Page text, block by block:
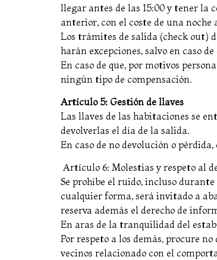
llegar antes de las 15:00 y tener
anterior, con el coste de una noche
Los trámites de salida (check out)
harán excepciones, salvo en caso
En caso de que, por motivos
ningún tipo de compensación.
Artículo 5: Gestión de llaves
Las llaves de las habitaciones se
devolverlas el día de la salida.
En caso de no devolución o
Artículo 6: Molestias y respeto al
Se prohíbe el ruido, incluso
cualquier forma, será invitado a
reserva además el derecho de
En aras de la tranquilidad del
Por respeto a los demás, procure
vecinos relacionado con el